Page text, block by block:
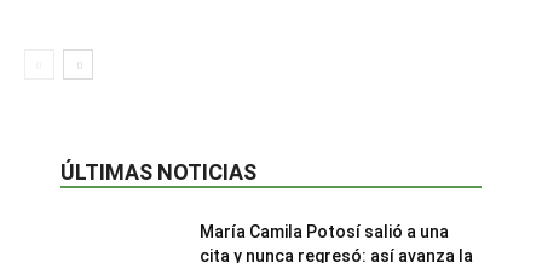
ÚLTIMAS NOTICIAS
María Camila Potosí salió a una
cita y nunca regresó: así avanza la